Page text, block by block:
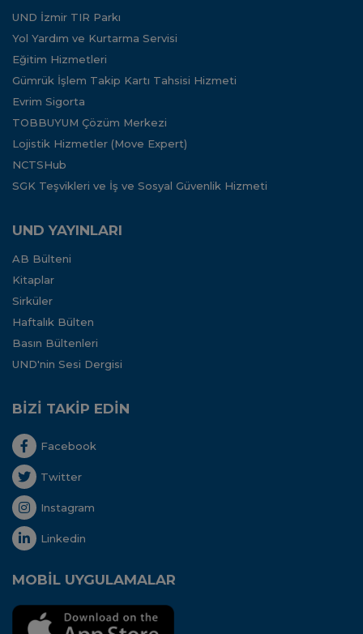
UND İzmir TIR Parkı
Yol Yardım ve Kurtarma Servisi
Eğitim Hizmetleri
Gümrük İşlem Takip Kartı Tahsisi Hizmeti
Evrim Sigorta
TOBBUYUM Çözüm Merkezi
Lojistik Hizmetler (Move Expert)
NCTSHub
SGK Teşvikleri ve İş ve Sosyal Güvenlik Hizmeti
UND YAYINLARI
AB Bülteni
Kitaplar
Sirküler
Haftalık Bülten
Basın Bültenleri
UND'nin Sesi Dergisi
BİZİ TAKİP EDİN
Facebook
Twitter
Instagram
Linkedin
MOBİL UYGULAMALAR